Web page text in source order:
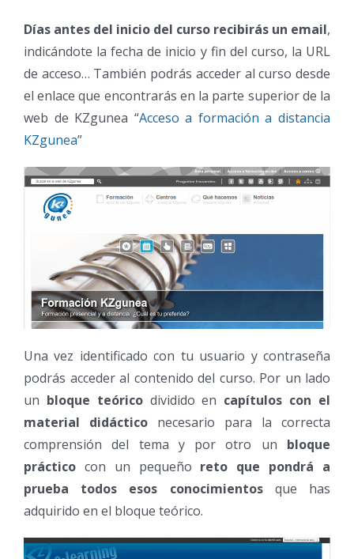
Días antes del inicio del curso recibirás un email,
indicándote la fecha de inicio y fin del curso, la URL
de acceso… También podrás acceder al curso desde
el enlace que encontrarás en la parte superior de la
web de KZgunea “Acceso a formación a distancia
KZgunea”
Una vez identificado con tu usuario y contraseña
podrás acceder al contenido del curso. Por un lado
un bloque teóricodividido en capítulos con el
material didáctico necesario para la correcta
comprensión del tema y por otro un bloque
práctico con un pequeño reto que pondrá a
prueba todos esos conocimientosque has
adquirido en el bloque teórico.